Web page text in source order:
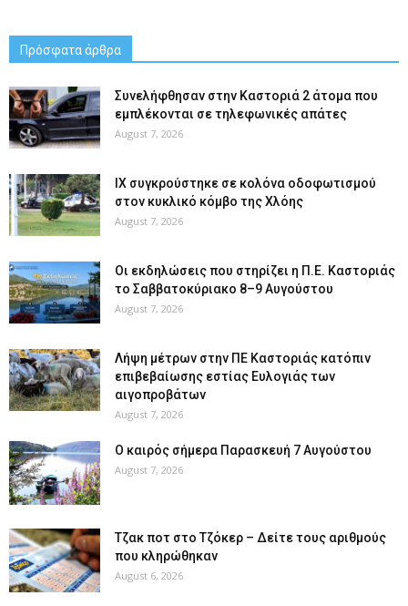
Πρόσφατα άρθρα
Συνελήφθησαν στην Καστοριά 2 άτομα που
εμπλέκονται σε τηλεφωνικές απάτες
August 7, 2026
ΙΧ συγκρούστηκε σε κολόνα οδοφωτισμού
στον κυκλικό κόμβο της Χλόης
August 7, 2026
Οι εκδηλώσεις που στηρίζει η Π.Ε. Καστοριάς
το Σαββατοκύριακο 8–9 Αυγούστου
August 7, 2026
Λήψη μέτρων στην ΠΕ Καστοριάς κατόπιν
επιβεβαίωσης εστίας Ευλογιάς των
αιγοπροβάτων
August 7, 2026
Ο καιρός σήμερα Παρασκευή 7 Αυγούστου
August 7, 2026
Tζακ ποτ στο Τζόκερ – Δείτε τους αριθμούς
που κληρώθηκαν
August 6, 2026